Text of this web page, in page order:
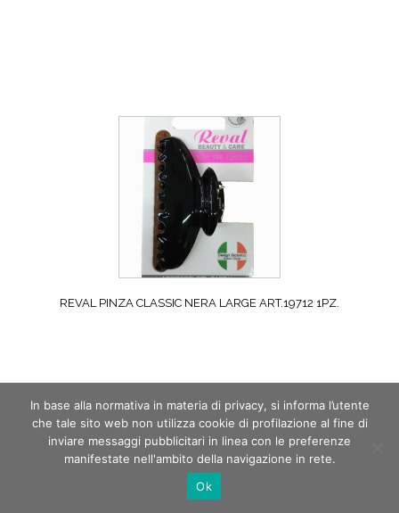
REVAL PINZA CLASSIC NERA LARGE ART.19712 1PZ.
In base alla normativa in materia di privacy, si informa l’utente
che tale sito web non utilizza cookie di profilazione al fine di
inviare messaggi pubblicitari in linea con le preferenze
manifestate nell'ambito della navigazione in rete.
Ok